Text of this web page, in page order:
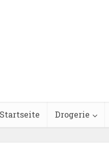
Startseite Drogerie